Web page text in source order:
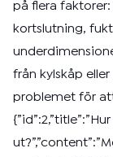
på flera
kortslutning,
från kylskåp
problemet för